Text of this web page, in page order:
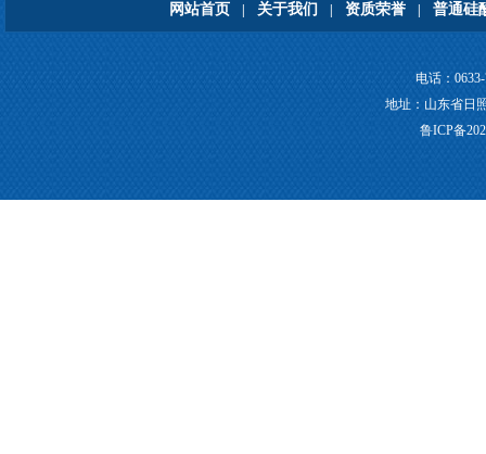
网站首页 关于我们 资质荣誉 普通硅
电话：
地址：山东省日
鲁ICP备